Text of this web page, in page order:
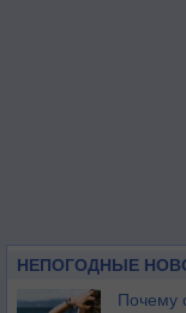
НЕПОГОДНЫЕ
Почему